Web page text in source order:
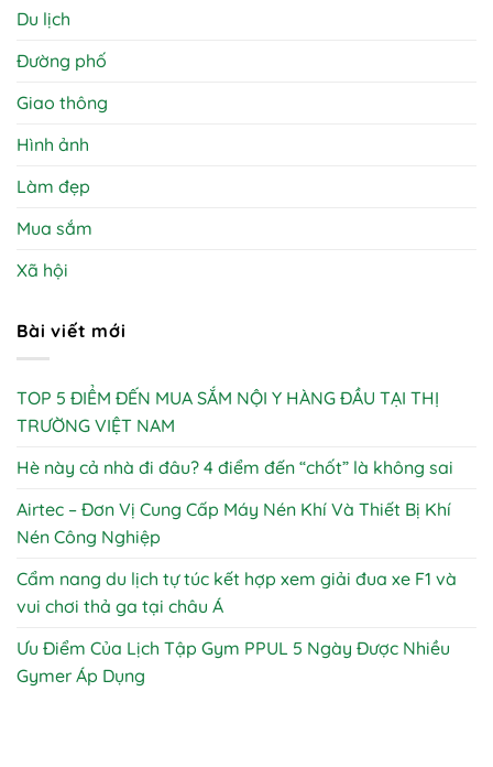
Du lịch
Đường phố
Giao thông
Hình ảnh
Làm đẹp
Mua sắm
Xã hội
Bài viết mới
TOP 5 ĐIỂM ĐẾN MUA SẮM NỘI Y HÀNG ĐẦU TẠI THỊ
TRƯỜNG VIỆT NAM
Hè này cả nhà đi đâu? 4 điểm đến “chốt” là không sai
Airtec – Đơn Vị Cung Cấp Máy Nén Khí Và Thiết Bị Khí
Nén Công Nghiệp
Cẩm nang du lịch tự túc kết hợp xem giải đua xe F1 và
vui chơi thả ga tại châu Á
Ưu Điểm Của Lịch Tập Gym PPUL 5 Ngày Được Nhiều
Gymer Áp Dụng